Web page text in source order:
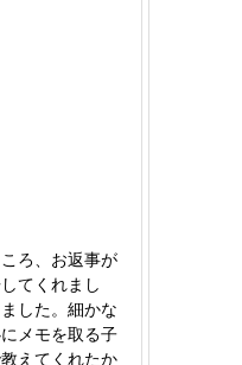
ろ、お返事が
てくれまし
した。細かな
メモを取る子
えてくれたか